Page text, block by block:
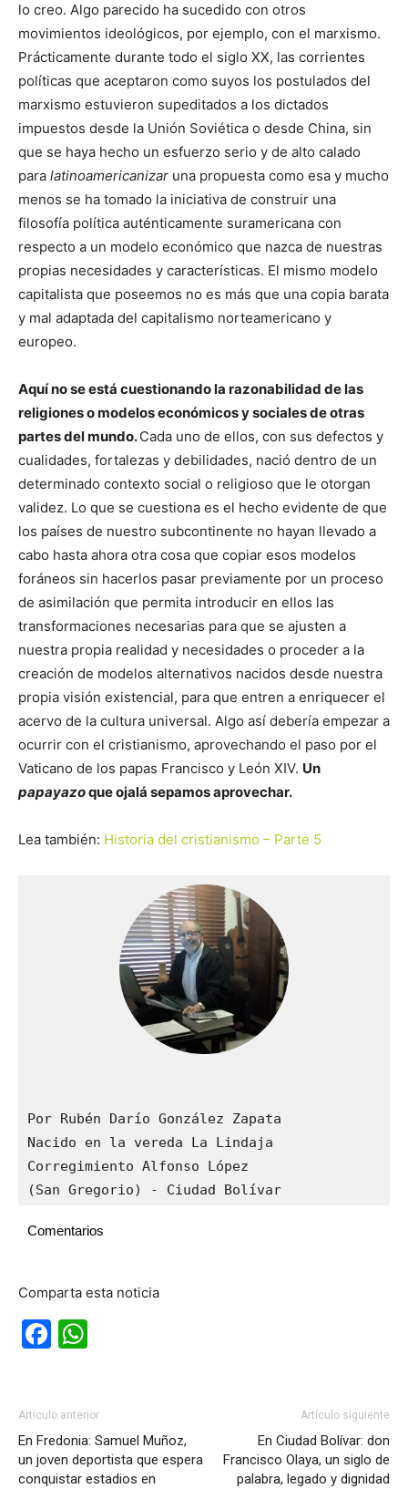
lo creo. Algo parecido ha sucedido con otros
movimientos ideológicos, por ejemplo, con el marxismo.
Prácticamente durante todo el siglo XX, las corrientes
políticas que aceptaron como suyos los postulados del
marxismo estuvieron supeditados a los dictados
impuestos desde la Unión Soviética o desde China, sin
que se haya hecho un esfuerzo serio y de alto calado
para latinoamericanizar una propuesta como esa y mucho
menos se ha tomado la iniciativa de construir una
filosofía política auténticamente suramericana con
respecto a un modelo económico que nazca de nuestras
propias necesidades y características. El mismo modelo
capitalista que poseemos no es más que una copia barata
y mal adaptada del capitalismo norteamericano y
europeo.
Aquí no se está cuestionando la razonabilidad de las
religiones o modelos económicos y sociales de otras
partes del mundo.Cada uno de ellos, con sus defectos y
cualidades, fortalezas y debilidades, nació dentro de un
determinado contexto social o religioso que le otorgan
validez. Lo que se cuestiona es el hecho evidente de que
los países de nuestro subcontinente no hayan llevado a
cabo hasta ahora otra cosa que copiar esos modelos
foráneos sin hacerlos pasar previamente por un proceso
de asimilación que permita introducir en ellos las
transformaciones necesarias para que se ajusten a
nuestra propia realidad y necesidades o proceder a la
creación de modelos alternativos nacidos desde nuestra
propia visión existencial, para que entren a enriquecer el
acervo de la cultura universal. Algo así debería empezar a
ocurrir con el cristianismo, aprovechando el paso por el
Vaticano de los papas Francisco y León XIV. Un
papayazoque ojalá sepamos aprovechar.
Lea también: Historia del cristianismo – Parte 5
Por Rubén Darío González Zapata
Nacido en la vereda La Lindaja
Corregimiento Alfonso López
(San Gregorio) - Ciudad Bolívar
Comentarios
Comparta esta noticia
Facebook
Artículo anterior
En Fredonia: Samuel Muñoz,
un joven deportista que espera
conquistar estadios en
Artículo siguiente
En Ciudad Bolívar: don
Francisco Olaya, un siglo de
palabra, legado y dignidad